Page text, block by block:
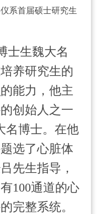
系首届硕士研究生
士生魏大名
养研究生的
能力，他主
创始人之一
名博士。在他
选了心脏体
先生指导，
100通道的心
完整系统。